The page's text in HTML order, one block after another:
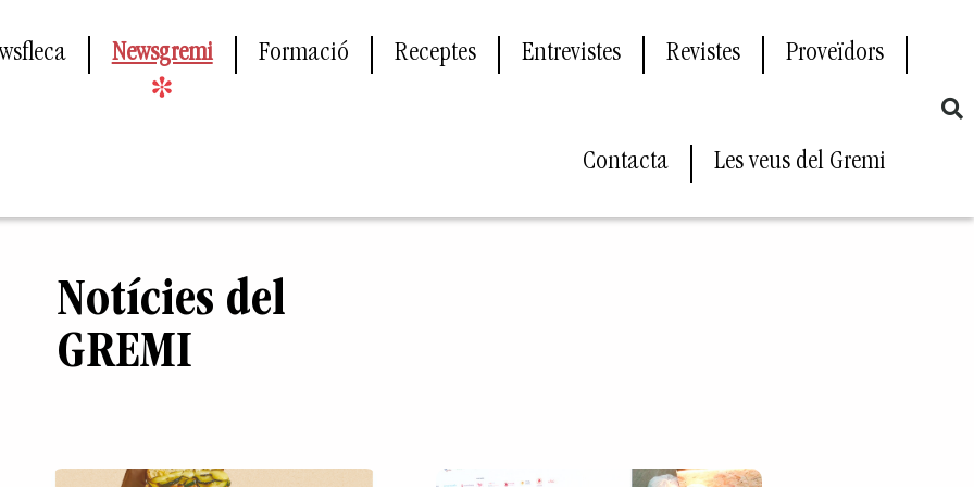
Newsgremi Formació Receptes Entrevistes Revistes Proveïdors
Contacta Les veus del Gremi
Notícies del
GREMI